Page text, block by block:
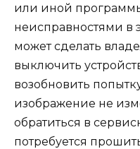
или иной
неисправностями в
может сделать
выключить
возобновить
изображение не
обратиться в
потребуется